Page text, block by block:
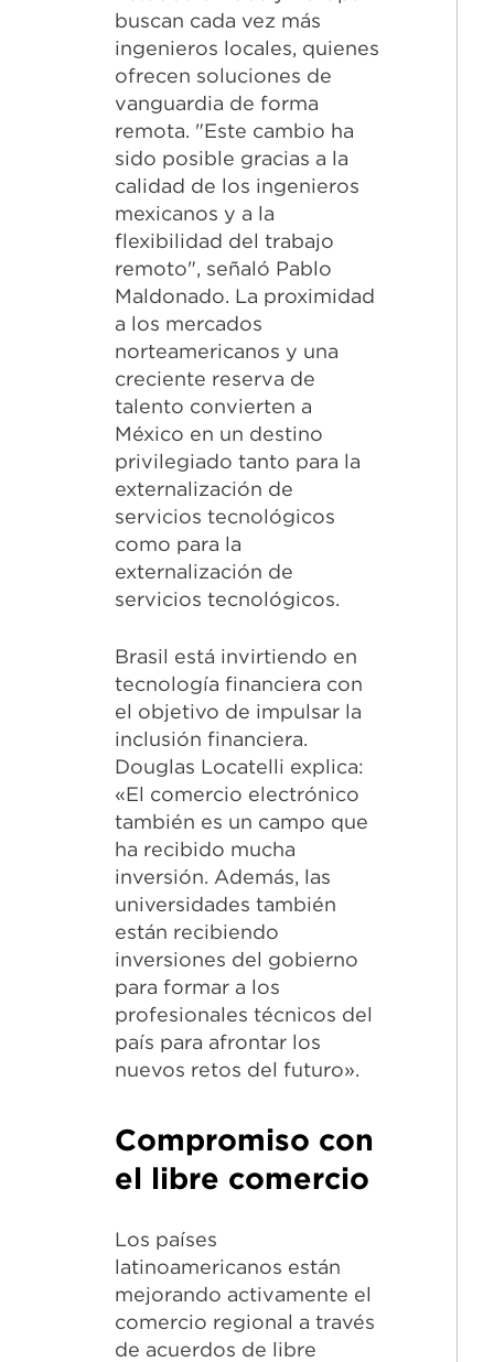
buscan cada vez más
ingenieros locales, quienes
ofrecen soluciones de
vanguardia de forma
remota. "Este cambio ha
sido posible gracias a la
calidad de los ingenieros
mexicanos y a la
flexibilidad del trabajo
remoto", señaló Pablo
Maldonado. La proximidad
a los mercados
norteamericanos y una
creciente reserva de
talento convierten a
México en un destino
privilegiado tanto para la
externalización de
servicios tecnológicos
como para la
externalización de
servicios tecnológicos.
Brasil está invirtiendo en
tecnología financiera con
el objetivo de impulsar la
inclusión financiera.
Douglas Locatelli explica:
«El comercio electrónico
también es un campo que
ha recibido mucha
inversión. Además, las
universidades también
están recibiendo
inversiones del gobierno
para formar a los
profesionales técnicos del
país para afrontar los
nuevos retos del futuro».
Compromiso con
el libre comercio
Los países
latinoamericanos están
mejorando activamente el
comercio regional a través
de acuerdos de libre